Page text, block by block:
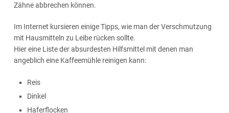
Zähne abbrechen können.
Im Internet kursieren einige Tipps, wie man der Verschmutzung
mit Hausmitteln zu Leibe rücken sollte.
Hier eine Liste der absurdesten Hilfsmittel mit denen man
angeblich eine Kaffeemühle reinigen kann:
Reis
Dinkel
Haferflocken